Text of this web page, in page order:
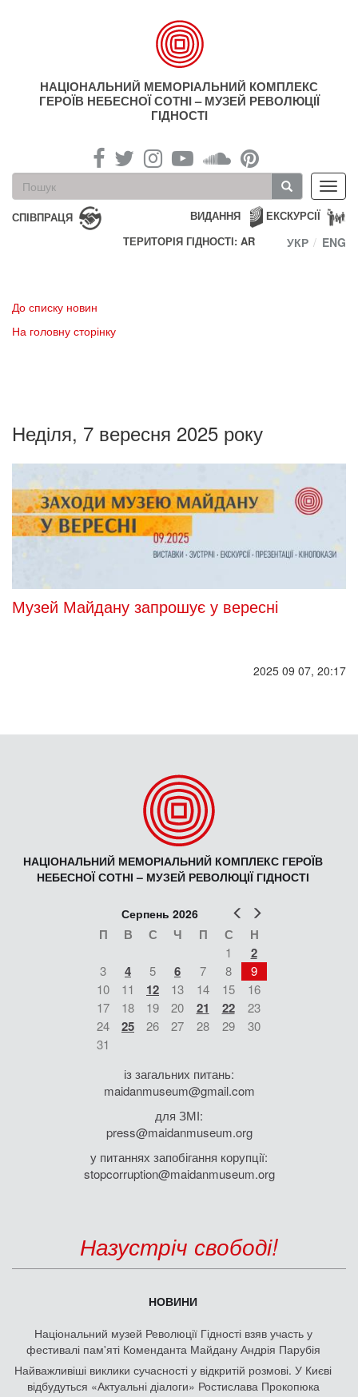
НАЦІОНАЛЬНИЙ МЕМОРІАЛЬНИЙ КОМПЛЕКС
ГЕРОЇВ НЕБЕСНОЇ СОТНІ – МУЗЕЙ РЕВОЛЮЦІЇ
ГІДНОСТІ
Пошукова
форма
Пошук
СПІВПРАЦЯ ЕКСКУРСІЇ
ВИДАННЯ
ТЕРИТОРІЯ ГІДНОСТІ: AR
УКР ENG
До списку новин
На головну сторінку
Неділя, 7 вересня 2025 року
Музей Майдану запрошує у вересні
2025 09 07, 20:17
НАЦІОНАЛЬНИЙ МЕМОРІАЛЬНИЙ КОМПЛЕКС ГЕРОЇВ
НЕБЕСНОЇ СОТНІ – МУЗЕЙ РЕВОЛЮЦІЇ ГІДНОСТІ
Попер
Серпень 2026
П В С Ч П С Н
1 2
3 4 5 6 7 8
9
10
11 12 13 14 15
16
17
18 19 20 21 22
23
24
25 26 27 28 29
30
31
із загальних питань:
maidanmuseum@gmail.com
для ЗМІ:
press@maidanmuseum.org
у питаннях запобігання корупції:
stopcorruption@maidanmuseum.org
Назустріч свободі!
НОВИНИ
Національний музей Революції Гідності взяв участь у
фестивалі пам'яті Коменданта Майдану Андрія Парубія
Найважливіші виклики сучасності у відкритій розмові. У Києві
відбудуться «Актуальні діалоги» Ростислава Прокопюка